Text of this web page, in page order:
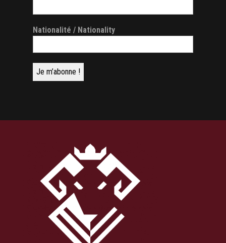
Nationalité / Nationality